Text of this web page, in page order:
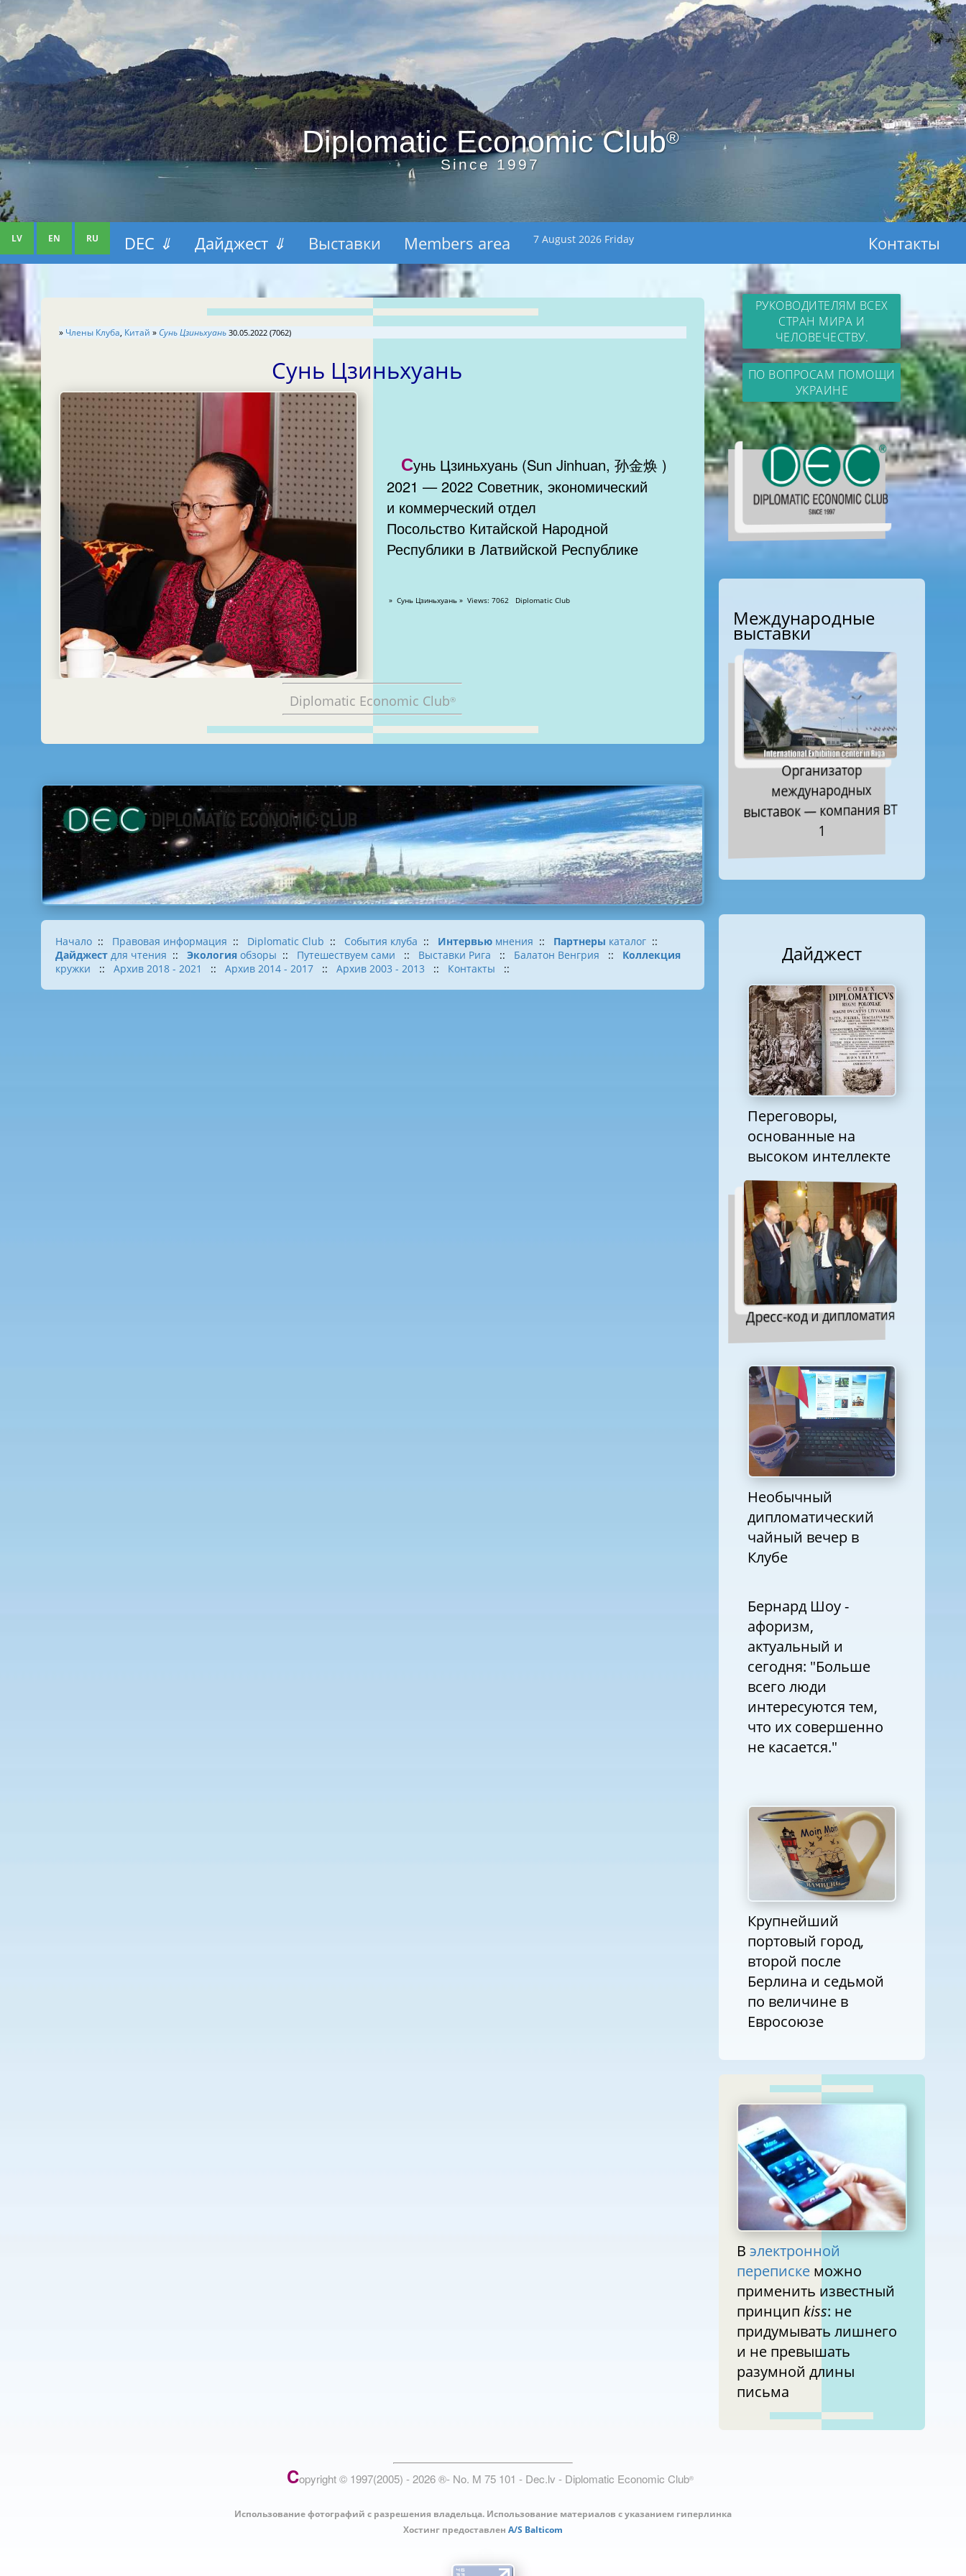
Diplomatic Economic Club®
Since 1997
LV EN RU DEC ⇓ Дайджест ⇓ Выставки Members area 7 August 2026 Friday Контакты
» Члены Клуба, Китай » Сунь Цзиньхуань 30.05.2022 (7062)
Сунь Цзиньхуань
Сунь Цзиньхуань (Sun Jinhuan, 孙金焕 )
2021 — 2022 Советник, экономический
и коммерческий отдел
Посольство Китайской Народной
Республики в Латвийской Республике
» Сунь Цзиньхуань » Views: 7062 Diplomatic Club
Diplomatic Economic Club®
Начало :: Правовая информация :: Diplomatic Club :: События клуба :: Интервью мнения :: Партнеры каталог ::
Дайджест для чтения :: Экология обзоры :: Путешествуем сами :: Выставки Рига :: Балатон Венгрия :: Коллекция
кружки
:: Архив 2018 - 2021 :: Архив 2014 - 2017 :: Архив 2003 - 2013 :: Контакты ::
РУКОВОДИТЕЛЯМ ВСЕХ
СТРАН МИРА И
ЧЕЛОВЕЧЕСТВУ.
ПО ВОПРОСАМ ПОМОЩИ
УКРАИНЕ
Международные
выставки
Организатор
международных
выставок — компания ВТ
1
Дайджест
Переговоры,
основанные на
высоком интеллекте
Дресс-код и дипломатия
Необычный
дипломатический
чайный вечер в
Клубе
Бернард Шоу -
афоризм,
актуальный и
сегодня: "Больше
всего люди
интересуются тем,
что их совершенно
не касается."
Крупнейший
портовый город,
второй после
Берлина и седьмой
по величине в
Евросоюзе
В электронной
перепискеможно
применить известный
принцип kiss: не
придумывать лишнего
и не превышать
разумной длины
письма
Copyright © 1997(2005) -2026®- No. M 75 101 - Dec.lv - Diplomatic Economic Club®
Использование фотографий с разрешения владельца. Использование материалов с указанием гиперлинка
Хостинг предоставлен A/S Balticom